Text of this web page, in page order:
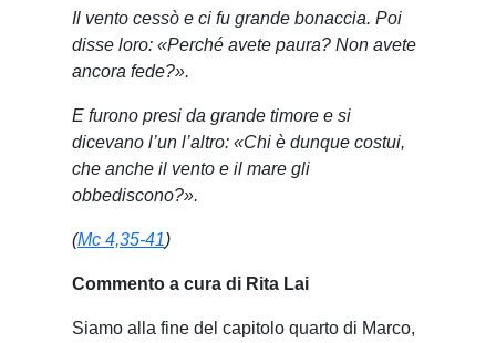
Il vento cessò e ci fu grande bonaccia. Poi
disse loro: «Perché avete paura? Non avete
ancora fede?».
E furono presi da grande timore e si
dicevano l’un l’altro: «Chi è dunque costui,
che anche il vento e il mare gli
obbediscono?».
(Mc 4,35-41)
Commento a cura di Rita Lai
Siamo alla fine del capitolo quarto di Marco,